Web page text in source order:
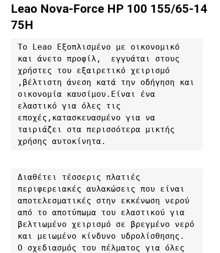
Leao Nova-Force HP 100 155/65-14
75H
Το Leao Εξοπλισμένο με οικονομικό
και άνετο προφίλ,  εγγυάται στους
χρήστες του εξαιρετικό χειρισμό
,βέλτιστη άνεση κατά την οδήγηση και
οικονομία καυσίμου.Είναι ένα
ελαστικό για όλες τις
εποχές,κατασκευασμένο για να
ταιριάζει στα περισσότερα μικτής
χρήσης αυτοκίνητα.
Διαθέτει τέσσερις πλατιές
περιφερειακές αυλακώσεις που είναι
αποτελεσματικές στην εκκένωση νερού
από το αποτύπωμα του ελαστικού για
βελτιωμένο χειρισμό σε βρεγμένο νερό
και μειωμένο κίνδυνο υδρολίσθησης.
Ο σχεδιασμός του πέλματος για όλες